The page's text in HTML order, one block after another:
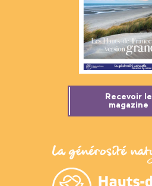
Recevoir le
magazine